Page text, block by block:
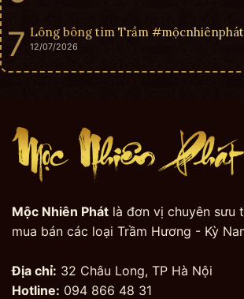
Lông bông tìm Trầm #mộcnhiênphát
12/07/2026
Mộc Nhiên Phát là đơn vị chuyên sưu
mua bán các loại Trầm Hương - Kỳ
Địa chỉ: 32 Châu Long, TP Hà Nội
Hotline: 094 866 48 31